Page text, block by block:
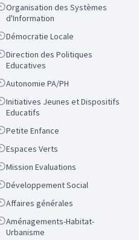
Scope
Organisation des Systèmes
d'Information
ScopeDémocratie Locale
Scope
Direction des Politiques
Educatives
ScopeAutonomie PA/PH
Scope
Initiatives Jeunes et Dispositifs
Educatifs
ScopePetite Enfance
ScopeEspaces Verts
ScopeMission Evaluations
ScopeDéveloppement Social
ScopeAffaires générales
Scope
Aménagements-Habitat-
Urbanisme